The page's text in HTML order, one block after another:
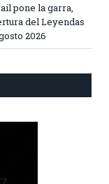
pone la garra,
del Leyendas
2026